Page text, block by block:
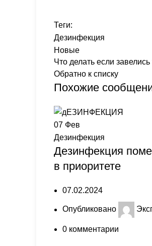
Теги:
Дезинфекция
Новые
Что делать если
Обратно к списку
Похожие
07 Фев
Дезинфекция
Дезинфекция
в приоритете
07.02.2024
Опубликовано
0 комментарии